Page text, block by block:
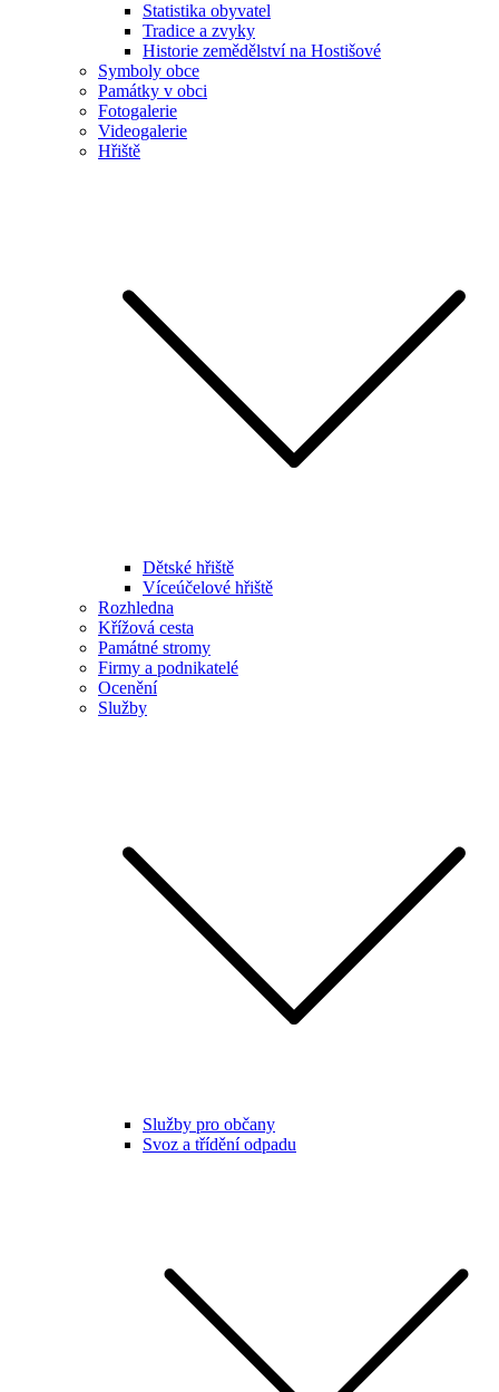
Statistika obyvatel
Tradice a zvyky
Historie zemědělství na Hostišové
Symboly obce
Památky v obci
Fotogalerie
Videogalerie
Hřiště
Dětské hřiště
Víceúčelové hřiště
Rozhledna
Křížová cesta
Památné stromy
Firmy a podnikatelé
Ocenění
Služby
Služby pro občany
Svoz a třídění odpadu